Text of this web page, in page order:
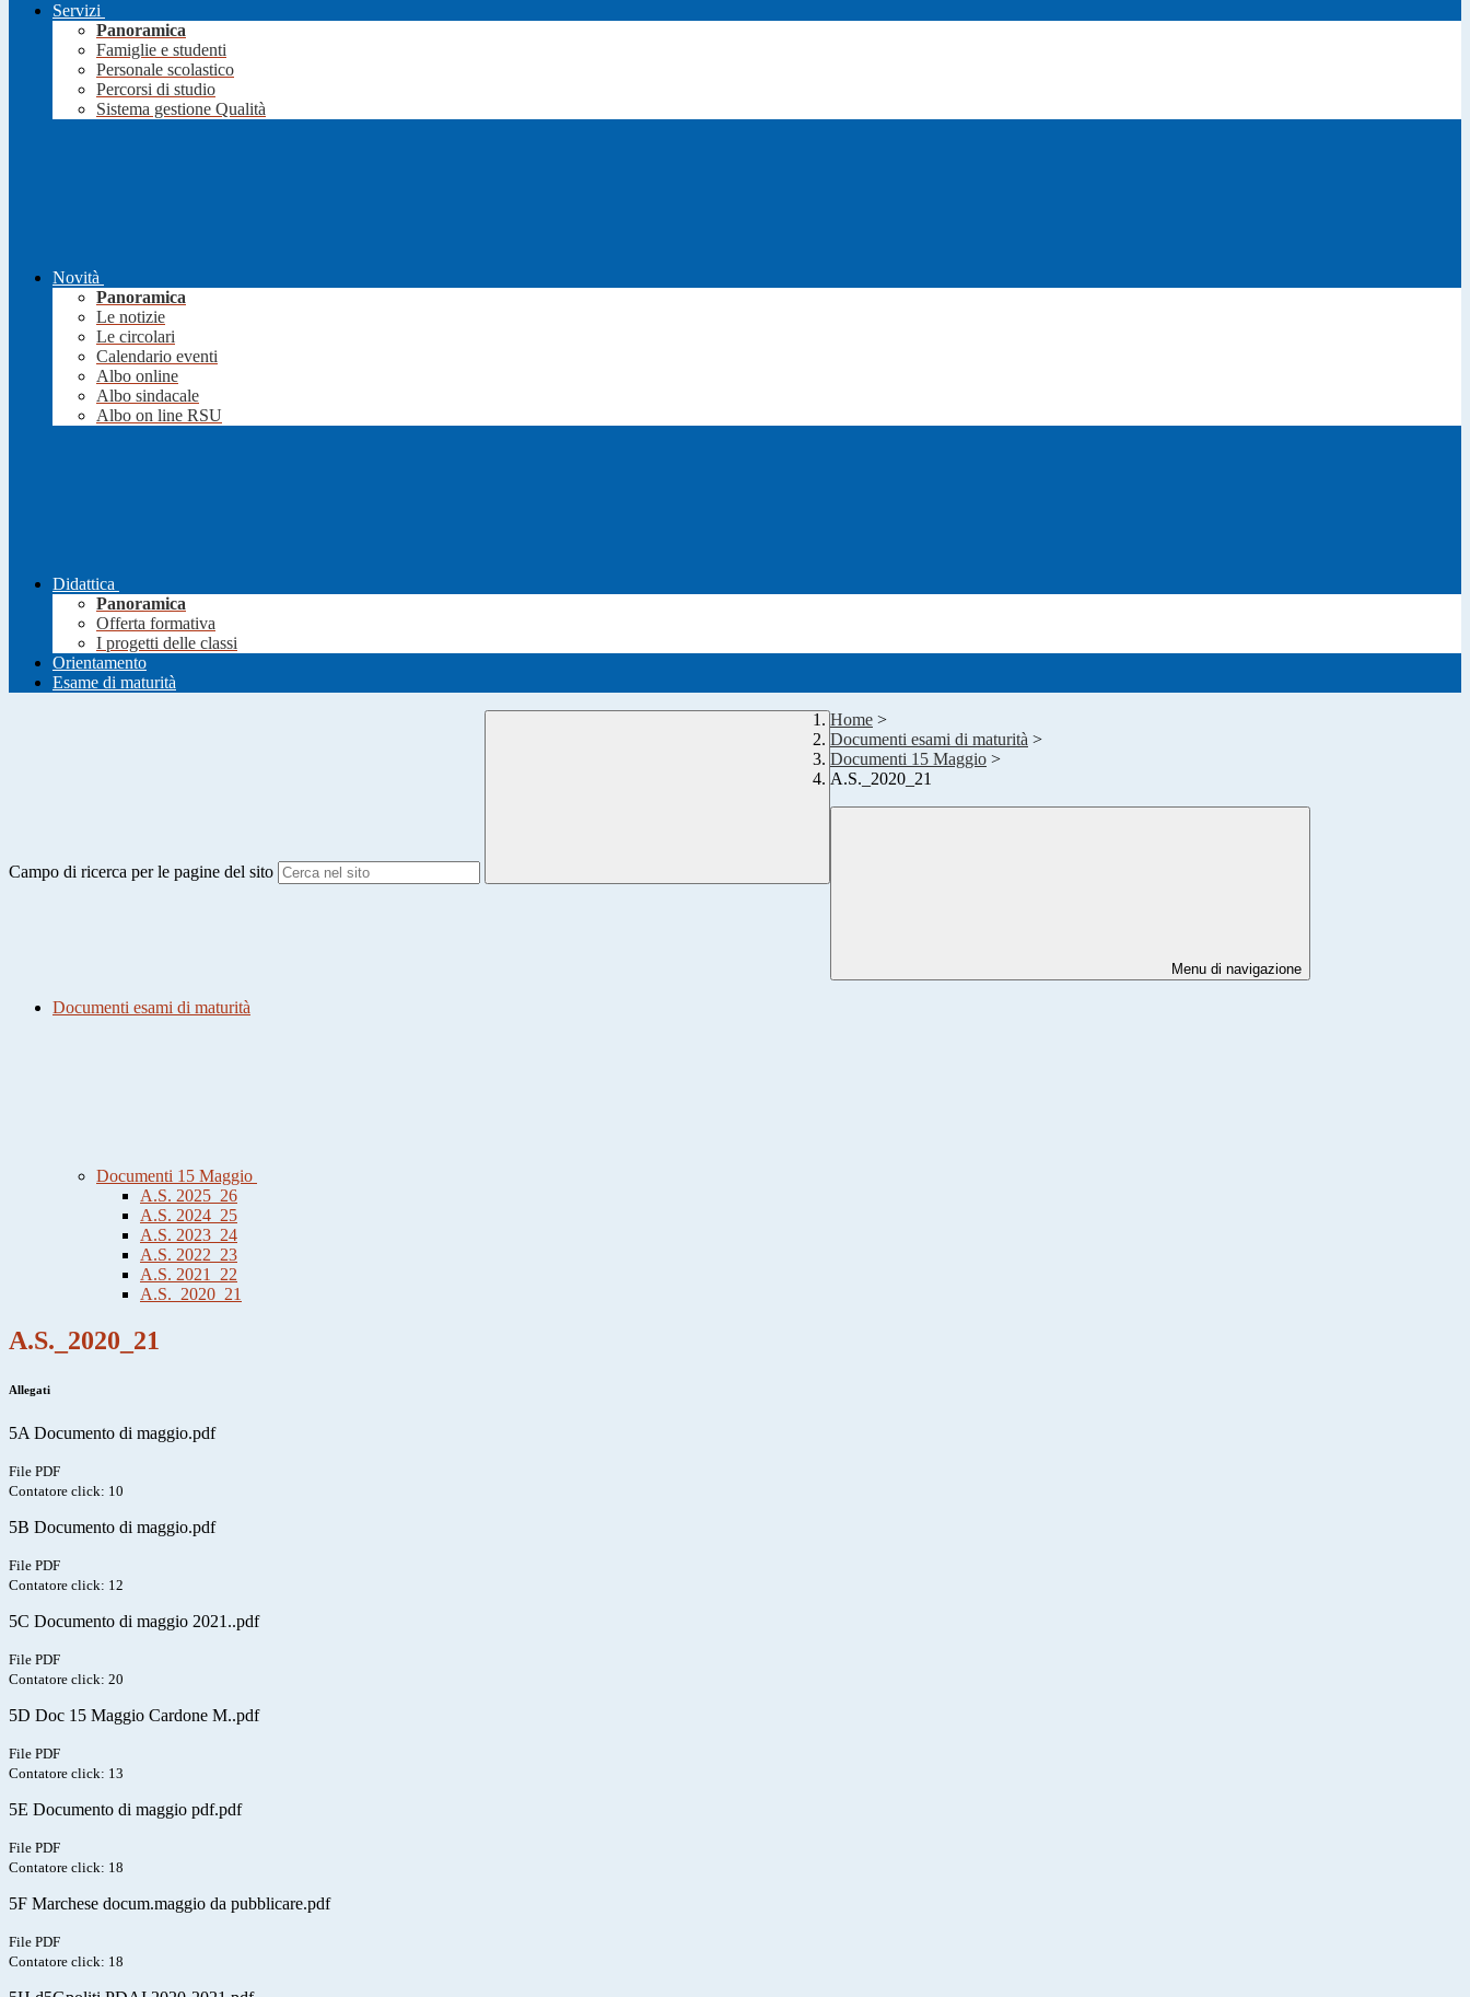
Servizi
Panoramica
Famiglie e studenti
Personale scolastico
Percorsi di studio
Sistema gestione Qualità
Novità
Panoramica
Le notizie
Le circolari
Calendario eventi
Albo online
Albo sindacale
Albo on line RSU
Didattica
Panoramica
Offerta formativa
I progetti delle classi
Orientamento
Esame di maturità
Campo di ricerca per le pagine del sito
Home >
Documenti esami di maturità >
Documenti 15 Maggio >
A.S._2020_21
Menu di navigazione
Documenti esami di maturità
Documenti 15 Maggio
A.S. 2025_26
A.S. 2024_25
A.S. 2023_24
A.S. 2022_23
A.S. 2021_22
A.S._2020_21
A.S._2020_21
Allegati
5A Documento di maggio.pdf
File PDF
Contatore click: 10
5B Documento di maggio.pdf
File PDF
Contatore click: 12
5C Documento di maggio 2021..pdf
File PDF
Contatore click: 20
5D Doc 15 Maggio Cardone M..pdf
File PDF
Contatore click: 13
5E Documento di maggio pdf.pdf
File PDF
Contatore click: 18
5F Marchese docum.maggio da pubblicare.pdf
File PDF
Contatore click: 18